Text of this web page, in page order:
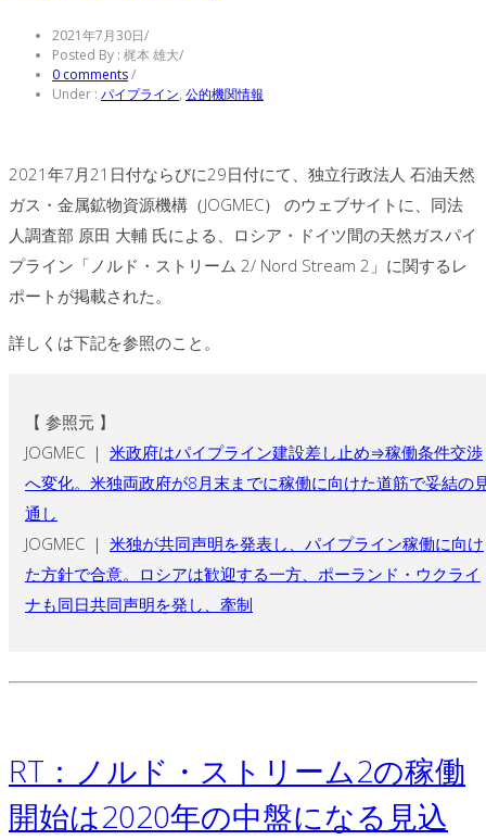
2021年7月30日/
Posted By : 梶本 雄大/
0 comments/
Under : パイプライン, 公的機関情報
2021年7月21日付ならびに29日付にて、独立行政法人 石油天然
ガス・金属鉱物資源機構（JOGMEC） のウェブサイトに、同法
人調査部 原田 大輔 氏による、ロシア・ドイツ間の天然ガスパイ
プライン「ノルド・ストリーム 2/ Nord Stream 2」に関するレ
ポートが掲載された。
詳しくは下記を参照のこと。
【 参照元 】
JOGMEC ｜ 米政府はパイプライン建設差し止め⇒稼働条件交渉
へ変化。米独両政府が8月末までに稼働に向けた道筋で妥結の
通し
JOGMEC ｜ 米独が共同声明を発表し、パイプライン稼働に向け
た方針で合意。ロシアは歓迎する一方、ポーランド・ウクライ
ナも同日共同声明を発し、牽制
RT：ノルド・ストリーム2の稼働
開始は2020年の中盤になる見込